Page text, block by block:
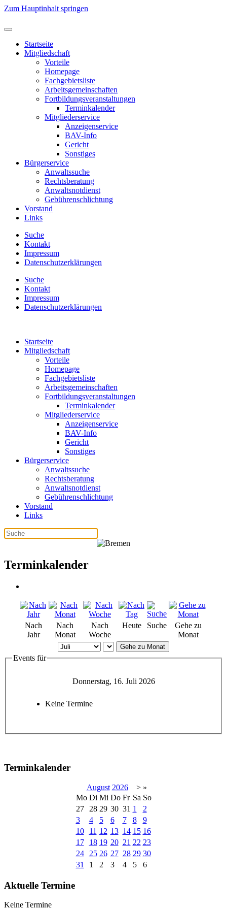
Zum Hauptinhalt springen
Startseite
Mitgliedschaft
Vorteile
Homepage
Fachgebietsliste
Arbeitsgemeinschaften
Fortbildungsveranstaltungen
Terminkalender
Mitgliederservice
Anzeigenservice
BAV-Info
Gericht
Sonstiges
Bürgerservice
Anwaltssuche
Rechtsberatung
Anwaltsnotdienst
Gebührenschlichtung
Vorstand
Links
Suche
Kontakt
Impressum
Datenschutzerklärungen
Suche
Kontakt
Impressum
Datenschutzerklärungen
Startseite
Mitgliedschaft
Vorteile
Homepage
Fachgebietsliste
Arbeitsgemeinschaften
Fortbildungsveranstaltungen
Terminkalender
Mitgliederservice
Anzeigenservice
BAV-Info
Gericht
Sonstiges
Bürgerservice
Anwaltssuche
Rechtsberatung
Anwaltsnotdienst
Gebührenschlichtung
Vorstand
Links
Terminkalender
Nach
Jahr
Nach
Monat
Nach
Woche
Heute Suche
Gehe zu
Monat
Gehe zu Monat
Events für
Donnerstag, 16. Juli 2026
Keine Termine
Terminkalender
August 2026 > »
Mo Di Mi Do Fr Sa So
27
28 29 30 31 1
2
3
4 5 6 7 8
9
10
11 12 13 14 15 16
17
18 19 20 21 22 23
24
25 26 27 28 29 30
31
1 2 3 4 5 6
Aktuelle Termine
Keine Termine